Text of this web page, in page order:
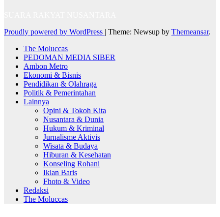
Proudly powered by WordPress | Theme: Newsup by Themeansar.
The Moluccas
PEDOMAN MEDIA SIBER
Ambon Metro
Ekonomi & Bisnis
Pendidikan & Olahraga
Politik & Pemerintahan
Lainnya
Opini & Tokoh Kita
Nusantara & Dunia
Hukum & Kriminal
Jurnalisme Aktivis
Wisata & Budaya
Hiburan & Kesehatan
Konseling Rohani
Iklan Baris
Fhoto & Video
Redaksi
The Moluccas